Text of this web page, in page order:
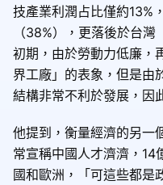
技產業利潤占比僅約13%
（38%），更落後於台灣
初期，由於勞動力低廉，
界工廠」的表象，但是由
結構非常不利於發展，因
他提到，衡量經濟的另一
常宣稱中國人才濟濟，14
國和歐洲，「可這些都是